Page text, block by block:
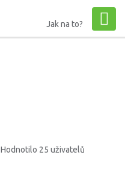
Jak na to?
Hodnotilo 25 uživatelů